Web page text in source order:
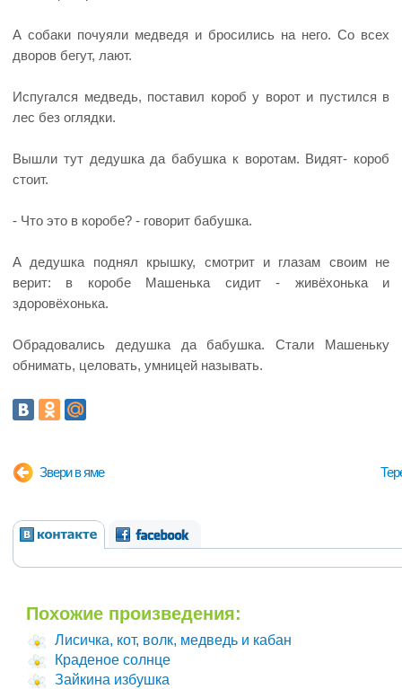
А собаки почуяли медведя и бросились на него. Со всех
дворов бегут, лают.
Испугался медведь, поставил короб у ворот и пустился в
лес без оглядки.
Вышли тут дедушка да бабушка к воротам. Видят- короб
стоит.
- Что это в коробе? - говорит бабушка.
А дедушка поднял крышку, смотрит и глазам своим не
верит: в коробе Машенька сидит - живёхонька и
здоровёхонька.
Обрадовались дедушка да бабушка. Стали Машеньку
обнимать, целовать, умницей называть.
Звери в яме
Похожие произведения:
Лисичка, кот, волк, медведь и кабан
Краденое солнце
Зайкина избушка